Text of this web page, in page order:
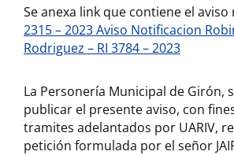
Se anexa link que contiene el aviso
2315 – 2023 Aviso Notificacion
Rodriguez – RI 3784 – 2023
La Personería Municipal de Girón,
publicar el presente aviso, con
tramites adelantados por UARIV,
petición formulada por el señor